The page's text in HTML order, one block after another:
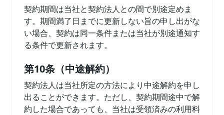
契約期間は当社と契約法人との間で別途定めま
す。期間満了日までに更新しない旨の申し出がな
い場合、契約は同一条件または当社が別途通知す
る条件で更新されます。
第10条（中途解約）
契約法人は当社所定の方法により中途解約を申し
出ることができます。ただし、契約期間途中で解
約した場合であっても、当社は受領済みの利用料